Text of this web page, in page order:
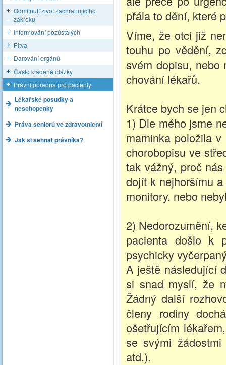
Odmítnutí život zachraňujícího
zákroku
Informování pozůstalých
Pitva
Darování orgánů
Často kladené otázky
Právní poradna pro pacienty
Lékařské posudky a
neschopenky
Práva seniorů ve zdravotnictví
Jak si sehnat právníka?
přála to dění, které
Víme, že otci již
touhu po vědění,
svém dopisu,
chování lékařů.
Krátce bych se jen
1) Dle mého jsme
maminka položila
chorobopisu ve
tak vážný, proč
dojít k nejhoršímu
monitory, nebo
2) Nedorozumění,
pacienta došlo k
psychicky
A ještě následující
si snad myslí, že
Žádný další
členy rodiny
ošetřujícím
se svými
atd.).